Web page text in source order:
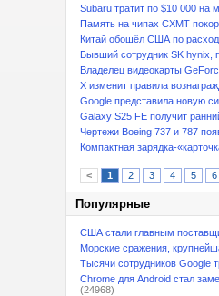
Subaru тратит по $10 000 на
Память на чипах CXMT
Китай обошёл США по
Бывший сотрудник SK hynix,
Владелец видеокарты
X изменит правила
Google представила новую
Galaxy S25 FE получит
Чертежи Boeing 737 и 787
Компактная зарядка-
< 1 2 3 4 5 6
Популярные
США стали главным
Морские сражения,
Тысячи сотрудников Google
Chrome для Android стал
(24968)